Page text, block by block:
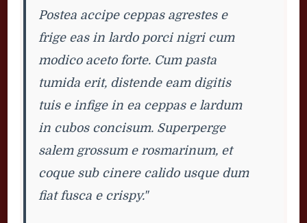
Postea accipe ceppas agrestes e
frige eas in lardo porci nigri cum
modico aceto forte. Cum pasta
tumida erit, distende eam digitis
tuis e infige in ea ceppas e lardum
in cubos concisum. Superperge
salem grossum e rosmarinum, et
coque sub cinere calido usque dum
fiat fusca e crispy."